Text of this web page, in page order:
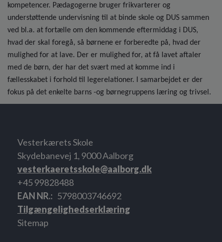
kompetencer. Pædagogerne bruger frikvarterer og
understøttende undervisning til at binde skole og DUS sammen
ved bl.a. at fortælle om den kommende eftermiddag i DUS,
hvad der skal foregå, så børnene er forberedte på, hvad der
mulighed for at lave. Der er mulighed for, at få lavet aftaler
med de børn, der har det svært med at komme ind i
fællesskabet i forhold til legerelationer. I samarbejdet er der
fokus på det enkelte barns -og børnegruppens læring og trivsel.
Vesterkærets Skole
Skydebanevej 1, 9000 Aalborg
vesterkaeretsskole@aalborg.dk
+45 99828488
EAN NR.
5798003746692
Tilgængelighedserklæring
Sitemap